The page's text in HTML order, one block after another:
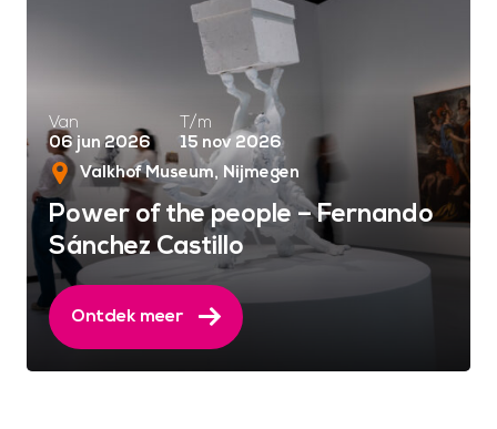
Van
06 jun 2026
T/m
15 nov 2026
Valkhof Museum Nijmegen
Power of the people – Fernando
Sánchez Castillo
Ontdek meer